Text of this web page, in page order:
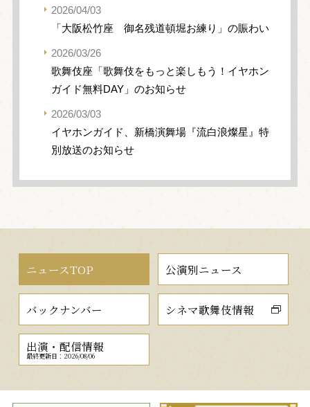
2026/04/03
「大阪松竹座 御名残道頓堀お練り」の賑わい
2026/03/26
歌舞伎座「歌舞伎をもっと楽しもう！イヤホン
ガイド無料DAY」のお知らせ
2026/03/03
イヤホンガイド、新橋演舞場『流白浪燦星』特
別放送のお知らせ
ニュースTOP 公演別ニュース
バックナンバー シネマ歌舞伎情報
出演・配信情報
最終更新日：2026/08/06